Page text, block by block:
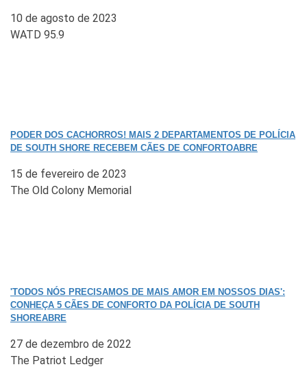
10 de agosto de 2023
WATD 95.9
PODER DOS CACHORROS! MAIS 2 DEPARTAMENTOS DE POLÍCIA
DE SOUTH SHORE RECEBEM CÃES DE CONFORTOABRE
15 de fevereiro de 2023
The Old Colony Memorial
'TODOS NÓS PRECISAMOS DE MAIS AMOR EM NOSSOS DIAS':
CONHEÇA 5 CÃES DE CONFORTO DA POLÍCIA DE SOUTH
SHOREABRE
27 de dezembro de 2022
The Patriot Ledger